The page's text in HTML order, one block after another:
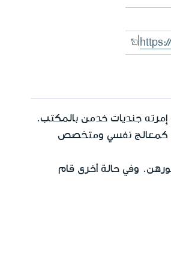
جنديات خدمن بالمكتب.
كمعالج نفسي ومتخصص
وفي حالة أخرى قام